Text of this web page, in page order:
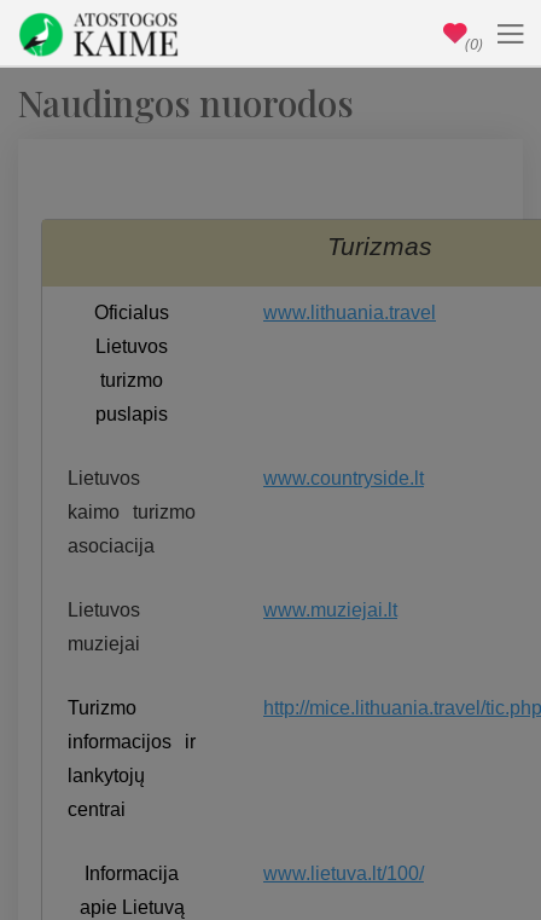
Naudingos nuorodos
Turizmas
Oficialus
Lietuvos
turizmo
puslapis
www.lithuania.travel
Lietuvos
kaimo turizmo
asociacija
www.countryside.lt
Lietuvos
muziejai
www.muziejai.lt
Turizmo
informacijos ir
lankytojų
centrai
http://mice.lithuania.travel/tic.php
Informacija
apie Lietuvą
www.lietuva.lt/100/
(0)